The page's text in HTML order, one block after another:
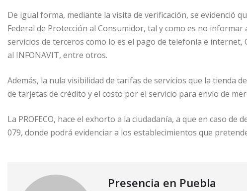
De igual forma, mediante la visita de verificación, se evidenció
Federal de Protección al Consumidor, tal y como es no
servicios de terceros como lo es el pago de telefonía e internet,
al INFONAVIT, entre otros.
Además, la nula visibilidad de tarifas de servicios que la tienda
de tarjetas de crédito y el costo por el servicio para envío de
La PROFECO, hace el exhorto a la ciudadanía, a que en caso
079, donde podrá evidenciar a los establecimientos que
Presencia en Puebla